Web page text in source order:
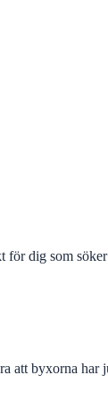
dig som
att byxorna har